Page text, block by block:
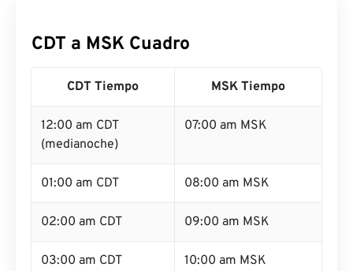
CDT a MSK Cuadro
CDT Tiempo MSK Tiempo
12:00 am CDT
(medianoche)
07:00 am MSK
01:00 am CDT 08:00 am MSK
02:00 am CDT 09:00 am MSK
03:00 am CDT 10:00 am MSK